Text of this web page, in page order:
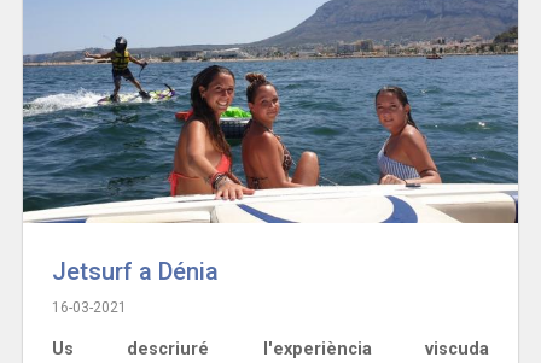
Jetsurf a Dénia
16-03-2021
Us descriuré l'experiència viscuda